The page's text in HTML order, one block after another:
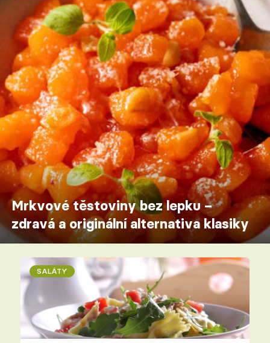
Mrkvové těstoviny bez lepku –
zdravá a originální alternativa klasiky
SALÁTY